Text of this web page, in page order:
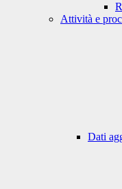
Attività e
Dati